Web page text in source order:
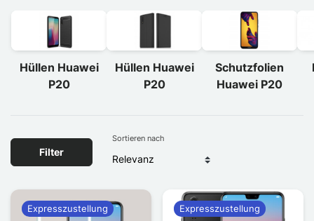
Hüllen Huawei
P20
Hüllen Huawei
P20
Schutzfolien
Huawei P20
Filter
Sortieren nach
Expresszustellung Expresszustellung